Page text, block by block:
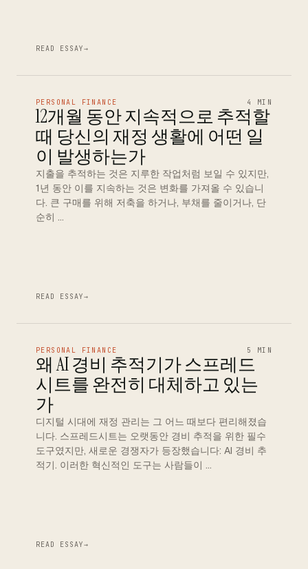
READ ESSAY→
PERSONAL FINANCE 4 MIN
12개월 동안 지속적으로 추적할
때 당신의 재정 생활에 어떤 일
이 발생하는가
지출을 추적하는 것은 지루한 작업처럼 보일 수 있지만,
1년 동안 이를 지속하는 것은 변화를 가져올 수 있습니
다. 큰 구매를 위해 저축을 하거나, 부채를 줄이거나, 단
순히 …
READ ESSAY→
PERSONAL FINANCE 5 MIN
왜 AI 경비 추적기가 스프레드
시트를 완전히 대체하고 있는
가
디지털 시대에 재정 관리는 그 어느 때보다 편리해졌습
니다. 스프레드시트는 오랫동안 경비 추적을 위한 필수
도구였지만, 새로운 경쟁자가 등장했습니다: AI 경비 추
적기. 이러한 혁신적인 도구는 사람들이 …
READ ESSAY→